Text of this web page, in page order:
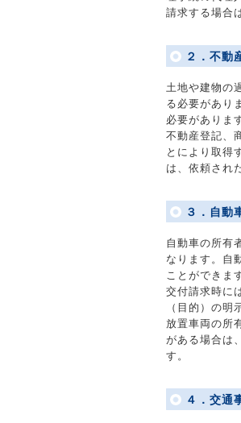
請求する場合
２．不動
土地や建物の
る必要があり
必要がありま
不動産登記、
とにより取得
は、依頼され
３．自動
自動車の所有
なります。自
ことができま
交付請求時に
（目的）の
放置車両の所
がある場合は
す。
４．交通